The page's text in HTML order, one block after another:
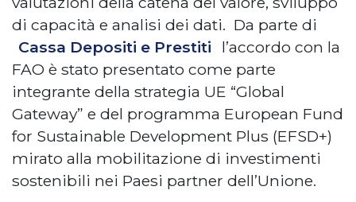
di capacità e analisi dei dati. Da parte di
Cassa Depositi e Prestiti
l’accordo con la
FAO è stato presentato come parte
integrante della strategia UE “Global
Gateway” e del programma European Fund
for Sustainable Development Plus (EFSD+)
mirato alla mobilitazione di investimenti
sostenibili nei Paesi partner dell’Unione.